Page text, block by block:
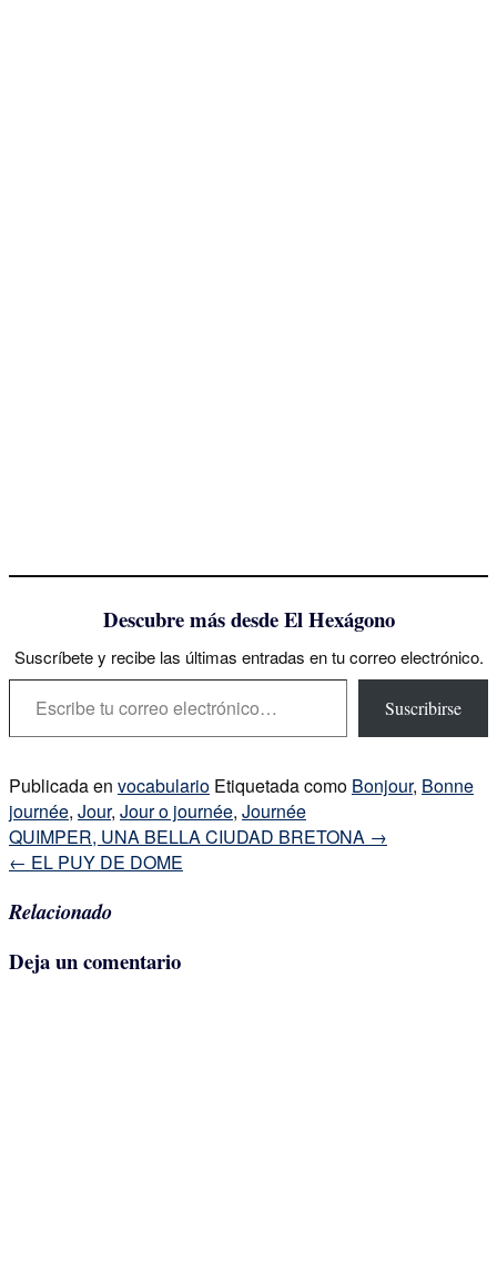
Descubre más desde El Hexágono
Suscríbete y recibe las últimas entradas en tu correo electrónico.
Escribe tu correo electrónico…
Suscribirse
Publicada en vocabulario Etiquetada como Bonjour, Bonne
journée, Jour, Jour o journée, Journée
Navegación
de
entrada
QUIMPER, UNA BELLA CIUDAD BRETONA →
← EL PUY DE DOME
Relacionado
Deja un comentario